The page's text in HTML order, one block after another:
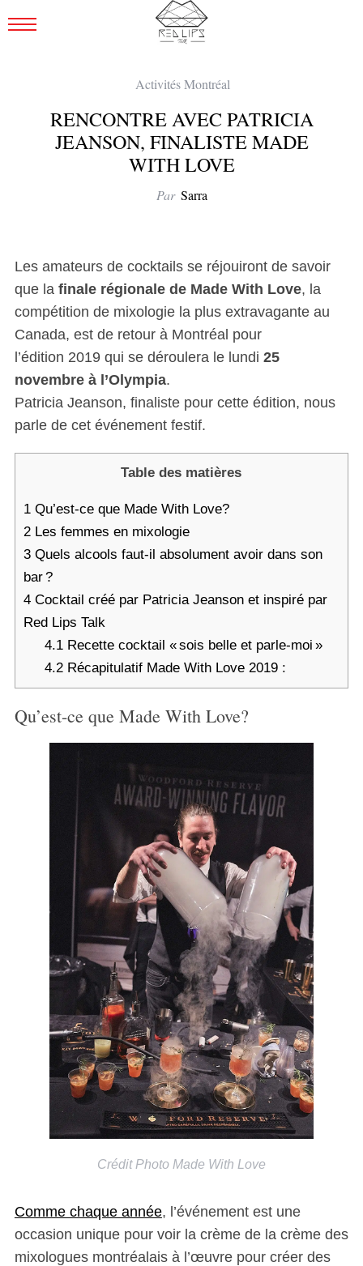
Activités Montréal
RENCONTRE AVEC PATRICIA
JEANSON, FINALISTE MADE
WITH LOVE
Par Sarra
Les amateurs de cocktails se réjouiront de savoir
que la finale régionale de Made With Love, la
compétition de mixologie la plus extravagante au
Canada, est de retour à Montréal pour
l’édition 2019 qui se déroulera le lundi 25
novembre à l’Olympia.
Patricia Jeanson, finaliste pour cette édition, nous
parle de cet événement festif.
Table des matières
1Qu’est-ce que Made With Love?
2Les femmes en mixologie
3Quels alcools faut-il absolument avoir dans son
bar ?
4Cocktail créé par Patricia Jeanson et inspiré par
Red Lips Talk
4.1Recette cocktail « sois belle et parle-moi »
4.2Récapitulatif Made With Love 2019 :
Qu’est-ce que Made With Love?
Crédit Photo Made With Love
Comme chaque année, l’événement est une
occasion unique pour voir la crème de la crème des
mixologues montréalais à l’œuvre pour créer des